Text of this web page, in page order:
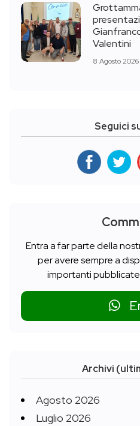
Valentini
8 Agosto 2026
Seguici
Entra a far parte della
per avere sempre a
importanti
Archivi
Agosto 2026
Luglio 2026